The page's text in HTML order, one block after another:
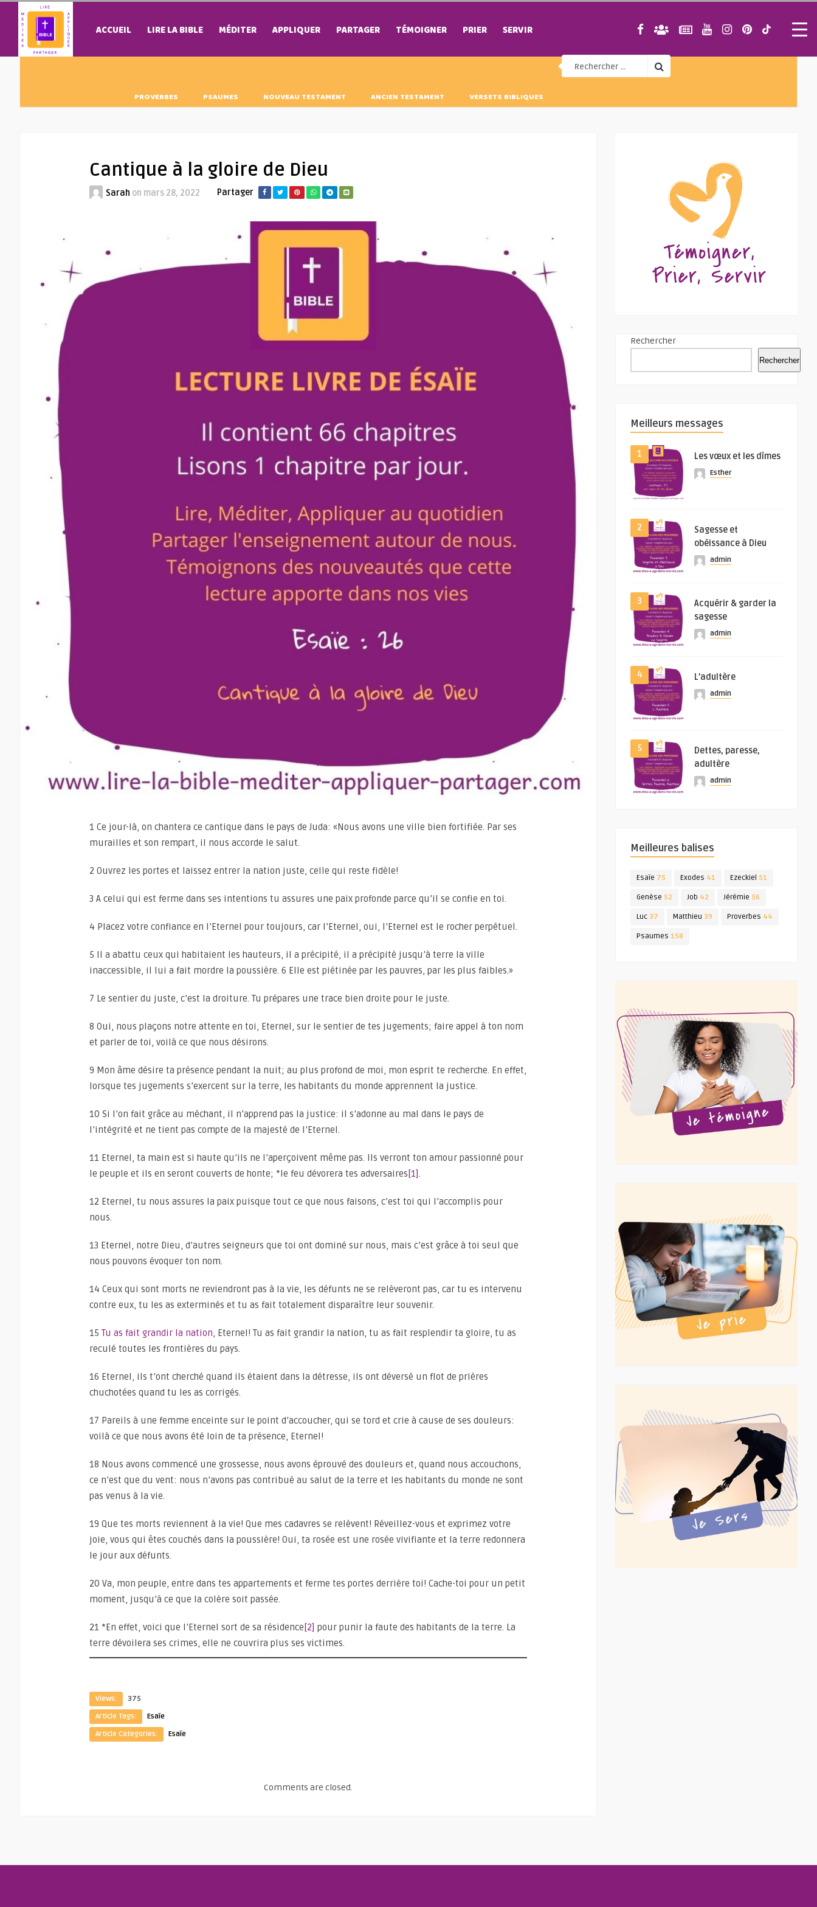
ACCUEIL LIRE LA BIBLE MÉDITER APPLIQUER PARTAGER TÉMOIGNER PRIER SERVIR
PROVERBES PSAUMES NOUVEAU TESTAMENT ANCIEN TESTAMENT VERSETS BIBLIQUES
Cantique à la gloire de Dieu
Sarah on mars 28, 2022 Partager
1 Ce jour-là, on chantera ce cantique dans le pays de Juda: «Nous avons une ville bien fortifiée. Par ses
murailles et son rempart, il nous accorde le salut.
2 Ouvrez les portes et laissez entrer la nation juste, celle qui reste fidèle!
3 A celui qui est ferme dans ses intentions tu assures une paix profonde parce qu’il se confie en toi.
4 Placez votre confiance en l’Eternel pour toujours, car l’Eternel, oui, l’Eternel est le rocher perpétuel.
5 Il a abattu ceux qui habitaient les hauteurs, il a précipité, il a précipité jusqu’à terre la ville
inaccessible, il lui a fait mordre la poussière. 6 Elle est piétinée par les pauvres, par les plus faibles.»
7 Le sentier du juste, c’est la droiture. Tu prépares une trace bien droite pour le juste.
8 Oui, nous plaçons notre attente en toi, Eternel, sur le sentier de tes jugements; faire appel à ton nom
et parler de toi, voilà ce que nous désirons.
9 Mon âme désire ta présence pendant la nuit; au plus profond de moi, mon esprit te recherche. En effet,
lorsque tes jugements s’exercent sur la terre, les habitants du monde apprennent la justice.
10 Si l’on fait grâce au méchant, il n’apprend pas la justice: il s’adonne au mal dans le pays de
l’intégrité et ne tient pas compte de la majesté de l’Eternel.
11 Eternel, ta main est si haute qu’ils ne l’aperçoivent même pas. Ils verront ton amour passionné pour
le peuple et ils en seront couverts de honte; *le feu dévorera tes adversaires [1].
12 Eternel, tu nous assures la paix puisque tout ce que nous faisons, c’est toi qui l’accomplis pour
nous.
13 Eternel, notre Dieu, d’autres seigneurs que toi ont dominé sur nous, mais c’est grâce à toi seul que
nous pouvons évoquer ton nom.
14 Ceux qui sont morts ne reviendront pas à la vie, les défunts ne se relèveront pas, car tu es intervenu
contre eux, tu les as exterminés et tu as fait totalement disparaître leur souvenir.
15Tu as fait grandir la nation, Eternel! Tu as fait grandir la nation, tu as fait resplendir ta gloire, tu as
reculé toutes les frontières du pays.
16 Eternel, ils t’ont cherché quand ils étaient dans la détresse, ils ont déversé un flot de prières
chuchotées quand tu les as corrigés.
17 Pareils à une femme enceinte sur le point d’accoucher, qui se tord et crie à cause de ses douleurs:
voilà ce que nous avons été loin de ta présence, Eternel!
18 Nous avons commencé une grossesse, nous avons éprouvé des douleurs et, quand nous accouchons,
ce n’est que du vent: nous n’avons pas contribué au salut de la terre et les habitants du monde ne sont
pas venus à la vie.
19 Que tes morts reviennent à la vie! Que mes cadavres se relèvent! Réveillez-vous et exprimez votre
joie, vous qui êtes couchés dans la poussière! Oui, ta rosée est une rosée vivifiante et la terre redonnera
le jour aux défunts.
20 Va, mon peuple, entre dans tes appartements et ferme tes portes derrière toi! Cache-toi pour un petit
moment, jusqu’à ce que la colère soit passée.
21 *En effet, voici que l’Eternel sort de sa résidence [2] pour punir la faute des habitants de la terre. La
terre dévoilera ses crimes, elle ne couvrira plus ses victimes.
Views:
375
Article Tags:
Esaïe
Article Categories:
Esaïe
Comments are closed.
Rechercher
Rechercher
Meilleurs messages
1 Les vœux et les dîmes
Esther
2
Sagesse et
obéissance à Dieu
admin
3
Acquérir & garder la
sagesse
admin
4 L’adultère
admin
5
Dettes, paresse,
adultère
admin
Meilleures balises
Esaïe 75 Exodes 41 Ezeckiel 51
Genèse 52 Job 42 Jérémie 56
Luc 37 Matthieu 39 Proverbes 44
Psaumes 158